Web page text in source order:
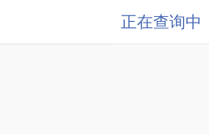
正在查询中